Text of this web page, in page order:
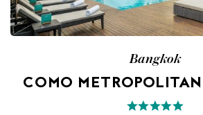
Bangkok
COMO